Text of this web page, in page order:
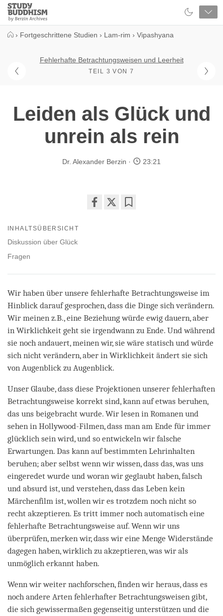
Close
Study
Buddhism
› Fortgeschrittene Studien › Lam-rim › Vipashyana
Fehlerhafte Betrachtungsweisen und Leerheit
TEIL 3 VON 7
Leiden als Glück und
unrein als rein
Dr. Alexander Berzin 23:21
INHALTSÜBERSICHT
Diskussion über Glück
Fragen
Wir haben über unsere fehlerhafte Betrachtungsweise im
Hinblick darauf gesprochen, dass die Dinge sich verändern.
Wir meinen z.B., eine Beziehung würde ewig dauern, aber
in Wirklichkeit geht sie irgendwann zu Ende. Und während
sie noch andauert, meinen wir, sie wäre statisch und würde
sich nicht verändern, aber in Wirklichkeit ändert sie sich
von Augenblick zu Augenblick.
Unser Glaube, dass diese Projektionen unserer fehlerhaften
Betrachtungsweise korrekt sind, kann auf etwas beruhen,
das uns beigebracht wurde. Wir lesen in Romanen und
sehen in Hollywood-Filmen, dass man am Ende für immer
glücklich sein wird, und so entwickeln wir falsche
Erwartungen. Das kann auf bestimmten Lehrinhalten
beruhen; aber selbst wenn wir wissen, dass das, was uns
eingeredet wurde und woran wir geglaubt haben, falsch
und absurd ist, und verstehen, dass das Leben kein
Märchenfilm ist, wollen wir es trotzdem noch nicht so
recht akzeptieren. Es tritt immer noch automatisch eine
fehlerhafte Betrachtungsweise auf. Wenn wir uns
überprüfen, merken wir, dass wir eine Menge Widerstände
dagegen haben, wirklich zu akzeptieren, was wir als
unmöglich erkannt haben.
Wenn wir weiter nachforschen, finden wir heraus, dass es
noch andere Arten fehlerhafter Betrachtungsweisen gibt,
die sich gewissermaßen gegenseitig unterstützen und die